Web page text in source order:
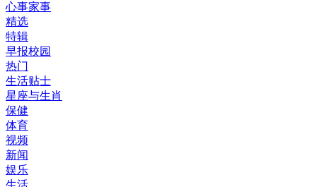
心事家事
精选
特辑
早报校园
热门
生活贴士
星座与生肖
保健
体育
视频
新闻
娱乐
生活